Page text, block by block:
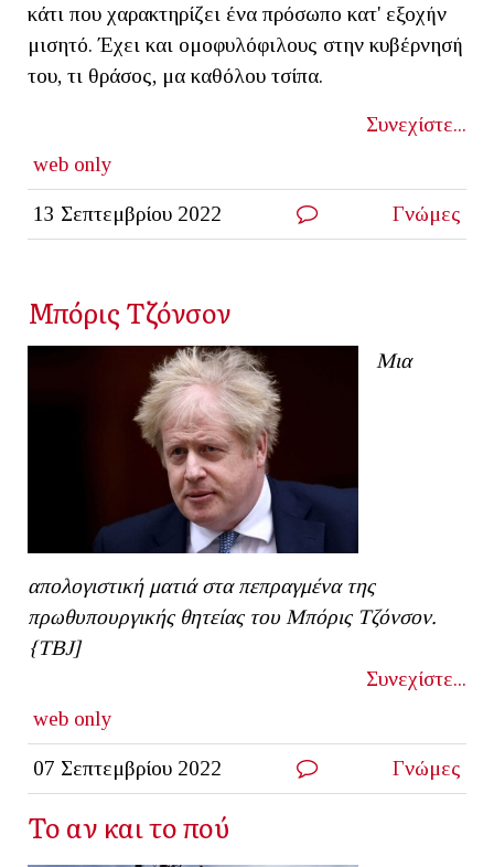
κάτι που χαρακτηρίζει ένα πρόσωπο κατ' εξοχήν
μισητό. Έχει και ομοφυλόφιλους στην κυβέρνησή
του, τι θράσος, μα καθόλου τσίπα.
Συνεχίστε...
web only
13 Σεπτεμβρίου 2022 Γνώμες
Μπόρις Τζόνσον
Μια
απολογιστική ματιά στα πεπραγμένα της
πρωθυπουργικής θητείας του Μπόρις Τζόνσον.
{ΤΒJ]
Συνεχίστε...
web only
07 Σεπτεμβρίου 2022 Γνώμες
Το αν και το πού